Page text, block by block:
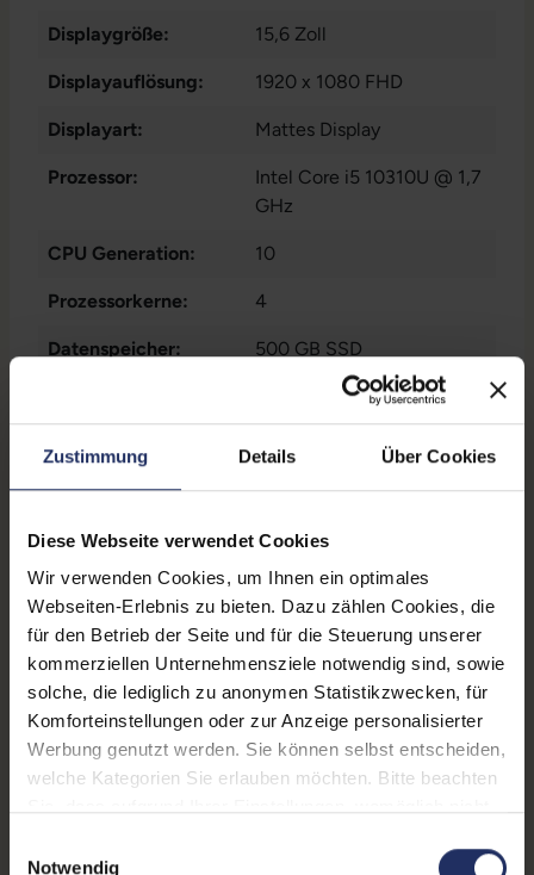
Zustimmung Details Über Cookies
Diese Webseite verwendet Cookies
Wir verwenden Cookies, um Ihnen ein optimales
Webseiten-Erlebnis zu bieten. Dazu zählen Cookies, die
für den Betrieb der Seite und für die Steuerung unserer
kommerziellen Unternehmensziele notwendig sind, sowie
solche, die lediglich zu anonymen Statistikzwecken, für
Komforteinstellungen oder zur Anzeige personalisierter
Werbung genutzt werden. Sie können selbst entscheiden,
welche Kategorien Sie erlauben möchten. Bitte beachten
Weitere Informationen finden Sie in
Notwendig
Displaygröße: 15,6 Zoll
Displayauflösung: 1920 x 1080 FHD
Displayart: Mattes Display
Prozessor:
Intel Core i5 10310U @ 1,7
GHz
CPU Generation: 10
Prozessorkerne: 4
Datenspeicher: 500 GB SSD
16 GB DDR4
Webcam:
LTE: Nein
Fingerprintreader: Ja
Tastaturbeleuchtung: Ja
Betriebssystem: Windows 11 Professional
Schnittstellen:
1x Audio / Mikrofon - 3.5
mm Combo
, 1x Bluetooth
1x
Dockingstationanschluss
, 2x USB 3
Mehr anzeigen
Tastaturlayout:
Deutsch (QWERTZ) mit
Ziffernblock
Onboard-Grafik: